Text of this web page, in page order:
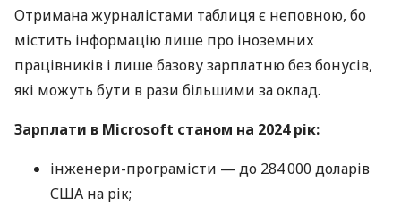
Отримана журналістами таблиця є неповною, бо
містить інформацію лише про іноземних
працівників і лише базову зарплатню без бонусів,
які можуть бути в рази більшими за оклад.
Зарплати в Microsoft станом на 2024 рік:
інженери-програмісти — до 284 000 доларів
США на рік;